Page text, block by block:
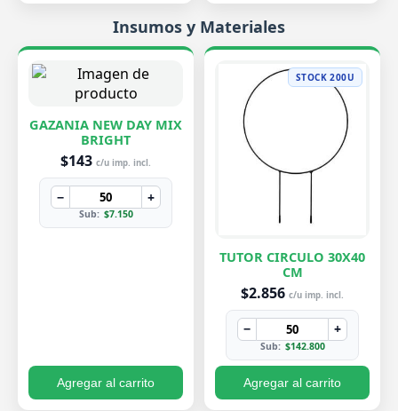
Insumos y Materiales
GAZANIA NEW DAY MIX
BRIGHT
$143 c/u imp. incl.
− +
Sub: $7.150
Agregar al carrito
STOCK 200U
TUTOR CIRCULO 30X40
CM
$2.856 c/u imp. incl.
− +
Sub: $142.800
Agregar al carrito